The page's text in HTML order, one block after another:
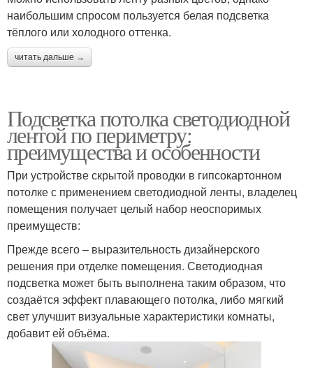
наибольшим спросом пользуется белая подсветка
тёплого или холодного оттенка.
читать дальше →
Подсветка потолка светодиодной
лентой по периметру:
преимущества и особенности
При устройстве скрытой проводки в гипсокартонном
потолке с применением светодиодной ленты, владелец
помещения получает целый набор неоспоримых
преимуществ:
Прежде всего – выразительность дизайнерского
решения при отделке помещения. Светодиодная
подсветка может быть выполнена таким образом, что
создаётся эффект плавающего потолка, либо мягкий
свет улучшит визуальные характеристики комнаты,
добавит ей объёма.